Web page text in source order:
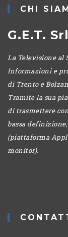
CHI
G.E.T. Srl
La Televisione al
Informazioni e
di Trento e
Tramite la sua
di trasmettere
bassa
(piattaforma
monitor).